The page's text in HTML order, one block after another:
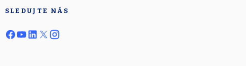
SLEDUJTE NÁS